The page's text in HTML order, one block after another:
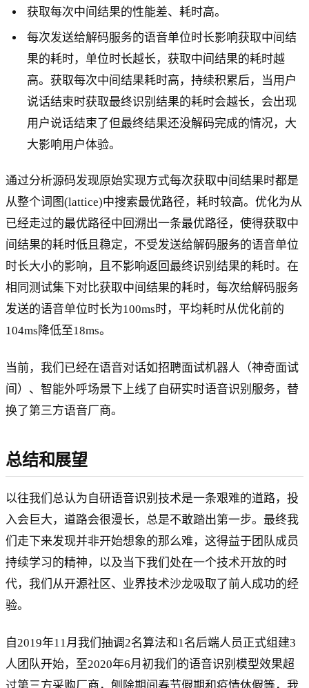
获取每次中间结果的性能差、耗时高。
每次发送给解码服务的语音单位时长影响获取中间结
果的耗时，单位时长越长，获取中间结果的耗时越
高。获取每次中间结果耗时高，持续积累后，当用户
说话结束时获取最终识别结果的耗时会越长，会出现
用户说话结束了但最终结果还没解码完成的情况，大
大影响用户体验。
通过分析源码发现原始实现方式每次获取中间结果时都是
从整个词图(lattice)中搜索最优路径，耗时较高。优化为从
已经走过的最优路径中回溯出一条最优路径，使得获取中
间结果的耗时低且稳定，不受发送给解码服务的语音单位
时长大小的影响，且不影响返回最终识别结果的耗时。在
相同测试集下对比获取中间结果的耗时，每次给解码服务
发送的语音单位时长为100ms时，平均耗时从优化前的
104ms降低至18ms。
当前，我们已经在语音对话如招聘面试机器人（神奇面试
间）、智能外呼场景下上线了自研实时语音识别服务，替
换了第三方语音厂商。
总结和展望
以往我们总认为自研语音识别技术是一条艰难的道路，投
入会巨大，道路会很漫长，总是不敢踏出第一步。最终我
们走下来发现并非开始想象的那么难，这得益于团队成员
持续学习的精神，以及当下我们处在一个技术开放的时
代，我们从开源社区、业界技术沙龙吸取了前人成功的经
验。
自2019年11月我们抽调2名算法和1名后端人员正式组建3
人团队开始，至2020年6月初我们的语音识别模型效果超